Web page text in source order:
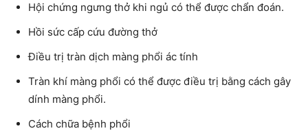
Hội chứng ngưng thở khi ngủ có thể được chẩn đoán.
Hồi sức cấp cứu đường thở
Điều trị tràn dịch màng phổi ác tính
Tràn khí màng phổi có thể được điều trị bằng cách gây
dính màng phổi.
Cách chữa bệnh phổi